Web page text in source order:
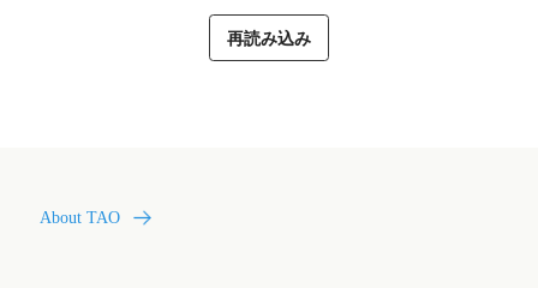
再読み込み
About TAO